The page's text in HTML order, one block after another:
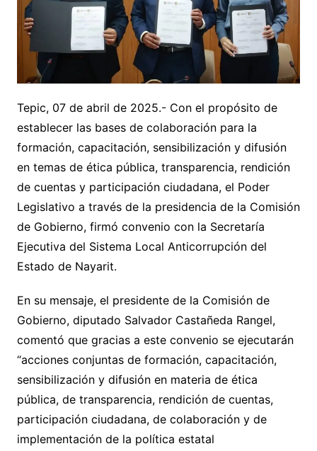
Tepic, 07 de abril de 2025.- Con el propósito de
establecer las bases de colaboración para la
formación, capacitación, sensibilización y difusión
en temas de ética pública, transparencia, rendición
de cuentas y participación ciudadana, el Poder
Legislativo a través de la presidencia de la Comisión
de Gobierno, firmó convenio con la Secretaría
Ejecutiva del Sistema Local Anticorrupción del
Estado de Nayarit.
En su mensaje, el presidente de la Comisión de
Gobierno, diputado Salvador Castañeda Rangel,
comentó que gracias a este convenio se ejecutarán
“acciones conjuntas de formación, capacitación,
sensibilización y difusión en materia de ética
pública, de transparencia, rendición de cuentas,
participación ciudadana, de colaboración y de
implementación de la política estatal